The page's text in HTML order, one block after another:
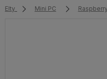
Elty Mini PC